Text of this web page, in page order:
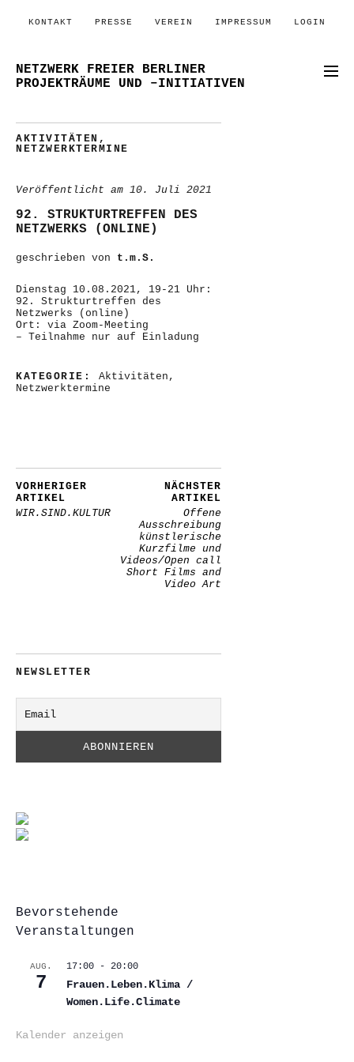
KONTAKT PRESSE VEREIN IMPRESSUM LOGIN
NETZWERK FREIER BERLINER
PROJEKTRÄUME UND –INITIATIVEN
AKTIVITÄTEN ,
NETZWERKTERMINE
Veröffentlicht am 10. Juli 2021
92. STRUKTURTREFFEN DES
NETZWERKS (ONLINE)
geschrieben von t.m.S.
Dienstag 10.08.2021, 19-21 Uhr:
92. Strukturtreffen des
Netzwerks (online)
Ort: via Zoom-Meeting
– Teilnahme nur auf Einladung
KATEGORIE: Aktivitäten ,
Netzwerktermine
VORHERIGER
ARTIKEL
WIR.SIND.KULTUR
NÄCHSTER
ARTIKEL
Offene
Ausschreibung
künstlerische
Kurzfilme und
Videos/Open call
Short Films and
Video Art
NEWSLETTER
Bevorstehende
Veranstaltungen
AUG.
7
17:00 - 20:00
Frauen.Leben.Klima /
Women.Life.Climate
Kalender anzeigen